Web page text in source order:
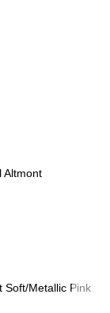
Altmont